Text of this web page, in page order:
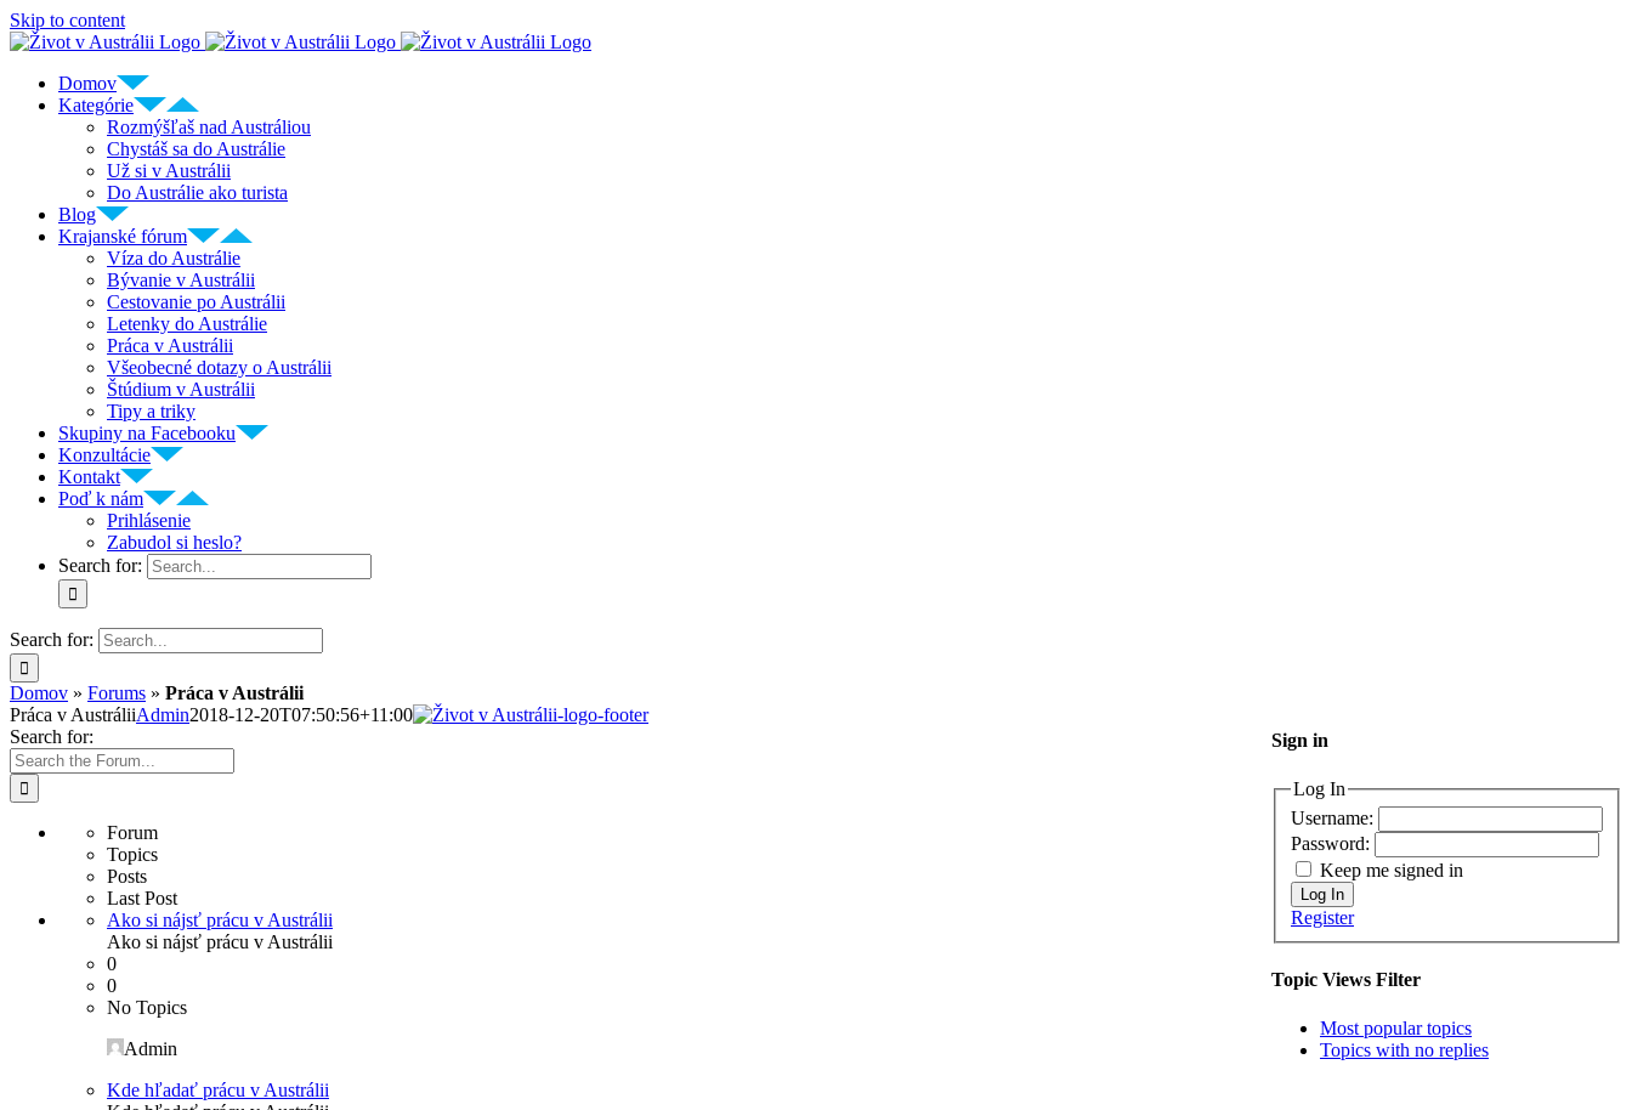
Skip to content
Domov
Kategórie
Rozmýšľaš nad Austráliou
Chystáš sa do Austrálie
Už si v Austrálii
Do Austrálie ako turista
Blog
Krajanské fórum
Víza do Austrálie
Bývanie v Austrálii
Cestovanie po Austrálii
Letenky do Austrálie
Práca v Austrálii
Všeobecné dotazy o Austrálii
Štúdium v Austrálii
Tipy a triky
Skupiny na Facebooku
Konzultácie
Kontakt
Poď k nám
Prihlásenie
Zabudol si heslo?
Search for:
Search for:
Domov » Forums » Práca v Austrálii
Práca v AustráliiAdmin2018-12-20T07:50:56+11:00
Search for:
Forum
Topics
Posts
Last Post
Ako si nájsť prácu v Austrálii
Ako si nájsť prácu v Austrálii
0
0
No Topics
Admin
Kde hľadať prácu v Austrálii
Sign in
Log In
Username:
Password:
Keep me signed in
Log In
Register
Topic Views Filter
Most popular topics
Topics with no replies